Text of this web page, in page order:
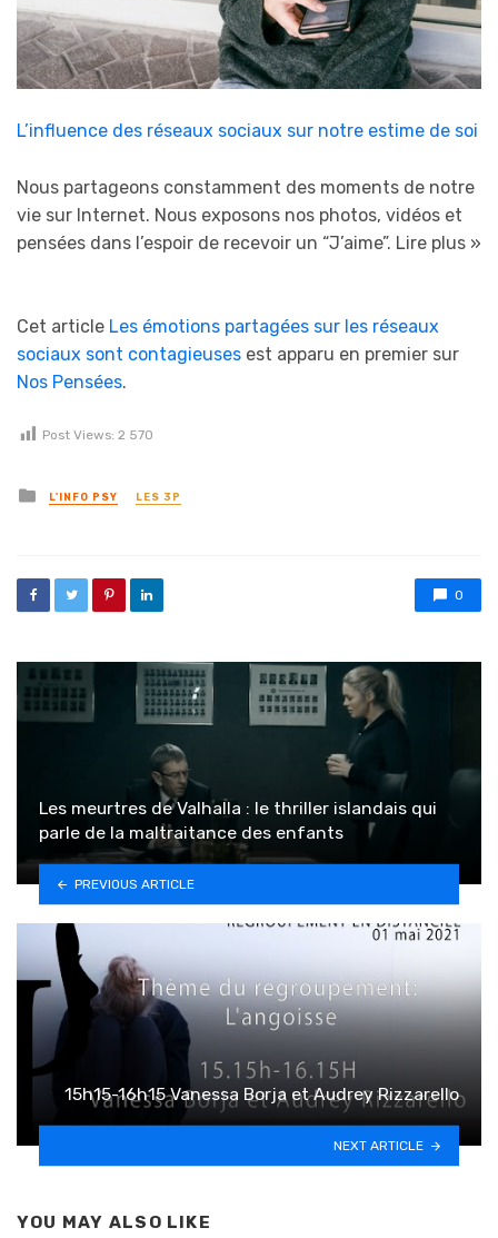
L’influence des réseaux sociaux sur notre estime de soi
Nous partageons constamment des moments de notre
vie sur Internet. Nous exposons nos photos, vidéos et
pensées dans l’espoir de recevoir un “J’aime”. Lire plus »
Cet article Les émotions partagées sur les réseaux
sociaux sont contagieuses est apparu en premier sur
Nos Pensées.
Post Views: 2 570
Posted in
L'INFO PSY LES 3P
0
Les meurtres de Valhalla : le thriller islandais qui
parle de la maltraitance des enfants
PREVIOUS ARTICLE
15h15-16h15 Vanessa Borja et Audrey Rizzarello
NEXT ARTICLE
YOU MAY ALSO LIKE